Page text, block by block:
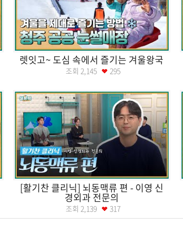
렛잇고~ 도심 속에서 즐기는 겨울왕국
조회 2,145 295
[활기찬 클리닉] 뇌동맥류 편 - 이영 신
경외과 전문의
조회 2,139 317